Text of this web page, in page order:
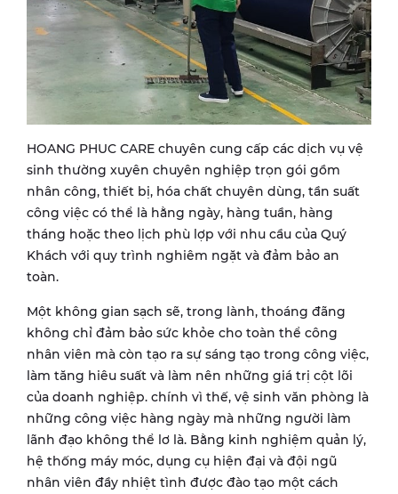
HOANG PHUC CARE chuyên cung cấp các dịch vụ vệ
sinh thường xuyên chuyên nghiệp trọn gói gồm
nhân công, thiết bị, hóa chất chuyên dùng, tần suất
công việc có thể là hằng ngày, hàng tuần, hàng
tháng hoặc theo lịch phù lợp với nhu cầu của Quý
Khách với quy trình nghiêm ngặt và đảm bảo an
toàn.
Một không gian sạch sẽ, trong lành, thoáng đãng
không chỉ đảm bảo sức khỏe cho toàn thể công
nhân viên mà còn tạo ra sự sáng tạo trong công việc,
làm tăng hiêu suất và làm nên những giá trị cột lõi
của doanh nghiệp. chính vì thế, vệ sinh văn phòng là
những công việc hàng ngày mà những người làm
lãnh đạo không thể lơ là. Bằng kinh nghiệm quản lý,
hệ thống máy móc, dụng cụ hiện đại và đội ngũ
nhân viên đầy nhiệt tình được đào tạo một cách